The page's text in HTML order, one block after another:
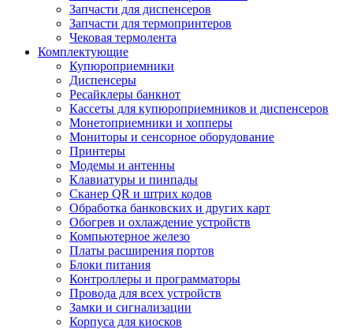
Запчасти для диспенсеров
Запчасти для термопринтеров
Чековая термолента
Комплектующие
Купюроприемники
Диспенсеры
Ресайклеры банкнот
Кассеты для купюроприемников и диспенсеров
Монетоприемники и хопперы
Мониторы и сенсорное оборудование
Принтеры
Модемы и антенны
Клавиатуры и пинпады
Сканер QR и штрих кодов
Обработка банковских и других карт
Обогрев и охлаждение устройств
Компьютерное железо
Платы расширения портов
Блоки питания
Контроллеры и программаторы
Провода для всех устройств
Замки и сигнализации
Корпуса для киосков